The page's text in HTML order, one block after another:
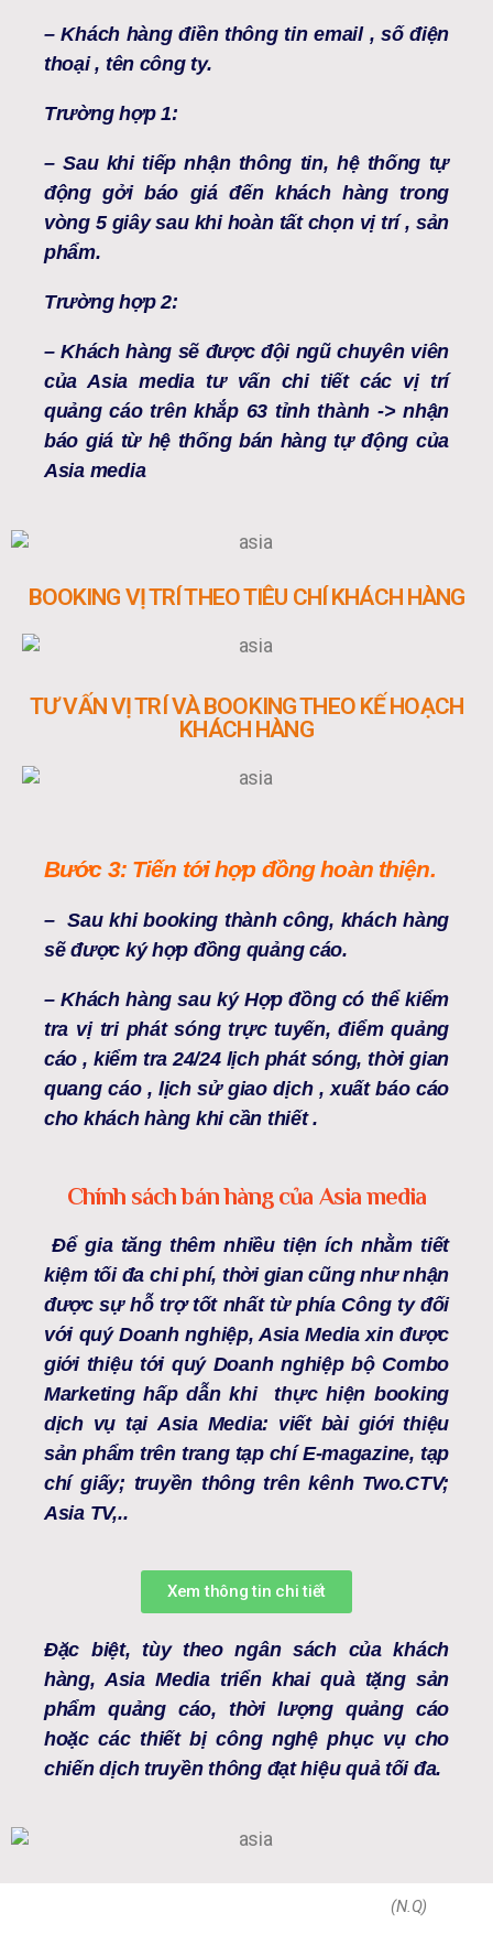
– Khách hàng điền thông tin email , số điện
thoại , tên công ty.
Trường hợp 1:
– Sau khi tiếp nhận thông tin, hệ thống tự
động gởi báo giá đến khách hàng trong
vòng 5 giây sau khi hoàn tất chọn vị trí , sản
phẩm.
Trường hợp 2:
– Khách hàng sẽ được đội ngũ chuyên viên
của Asia media tư vấn chi tiết các vị trí
quảng cáo trên khắp 63 tỉnh thành -> nhận
báo giá từ hệ thống bán hàng tự động của
Asia media
BOOKING VỊ TRÍ THEO TIÊU CHÍ KHÁCH HÀNG
TƯ VẤN VỊ TRÍ VÀ BOOKING THEO KẾ HOẠCH
KHÁCH HÀNG
Bước 3: Tiến tới hợp đồng hoàn thiện.
– Sau khi booking thành công, khách hàng
sẽ được ký hợp đồng quảng cáo.
–Khách hàng sau ký Hợp đồng có thể kiểm
tra vị tri phát sóng trực tuyến, điểm quảng
cáo , kiểm tra 24/24 lịch phát sóng, thời gian
quang cáo , lịch sử giao dịch , xuất báo cáo
cho khách hàng khi cần thiết .
Chính sách bán hàng của Asia media
Để gia tăng thêm nhiều tiện ích nhằm tiết
kiệm tối đa chi phí, thời gian cũng như nhận
được sự hỗ trợ tốt nhất từ phía Công ty đối
với quý Doanh nghiệp, Asia Media xin được
giới thiệu tới quý Doanh nghiệp bộ Combo
Marketing hấp dẫn khi thực hiện booking
dịch vụ tại Asia Media: viết bài giới thiệu
sản phẩm trên trang tạp chí E-magazine, tạp
chí giấy; truyền thông trên kênh Two.CTV;
Asia TV,..
Xem thông tin chi tiết
Đặc biệt, tùy theo ngân sách của khách
hàng, Asia Media triển khai quà tặng sản
phẩm quảng cáo, thời lượng quảng cáo
hoặc các thiết bị công nghệ phục vụ cho
chiến dịch truyền thông đạt hiệu quả tối đa.
(N.Q)